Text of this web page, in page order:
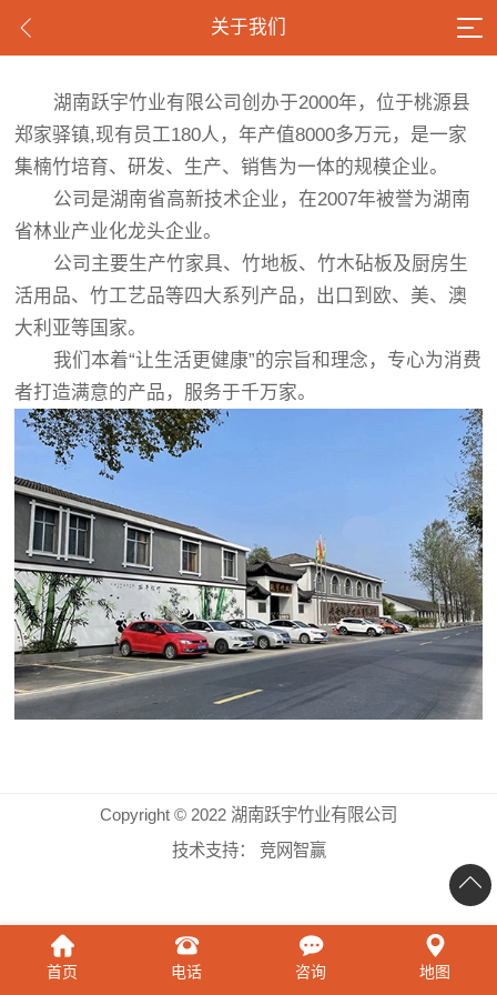
关于我们
湖南跃宇竹业有限公司创办于2000年，位于桃源县
郑家驿镇,现有员工180人，年产值8000多万元，是一家
集楠竹培育、研发、生产、销售为一体的规模企业。
公司是湖南省高新技术企业，在2007年被誉为湖南
省林业产业化龙头企业。
公司主要生产竹家具、竹地板、竹木砧板及厨房生
活用品、竹工艺品等四大系列产品，出口到欧、美、澳
大利亚等国家。
我们本着“让生活更健康”的宗旨和理念，专心为消费
者打造满意的产品，服务于千万家。
首页 电话 咨询 地图
Copyright © 2022 湖南跃宇竹业有限公司
技术支持：
竞网智赢